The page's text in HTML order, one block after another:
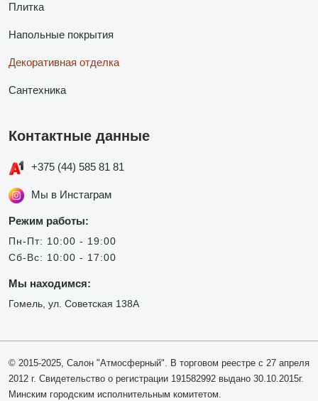
Плитка
Напольные покрытия
Декоративная отделка
Сантехника
Контактные данные
+375 (44) 585 81 81
Мы в Инстаграм
Режим работы:
Пн-Пт: 10:00 - 19:00
Сб-Вс: 10:00 - 17:00
Мы находимся:
Гомель, ул. Советская 138А
© 2015-2025, Салон "Атмосферный". В торговом реестре с 27 апреля
2012 г. Свидетельство о регистрации 191582992 выдано 30.10.2015г.
Минским городским исполнительным комитетом.